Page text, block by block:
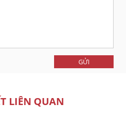
GỬI
LIÊN QUAN